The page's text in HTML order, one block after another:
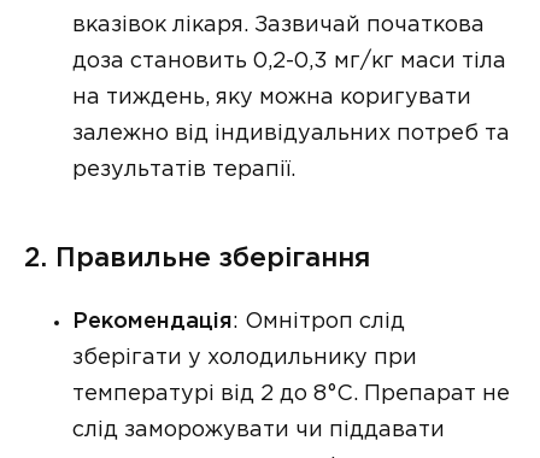
вказівок лікаря. Зазвичай початкова
доза становить 0,2-0,3 мг/кг маси тіла
на тиждень, яку можна коригувати
залежно від індивідуальних потреб та
результатів терапії.
2. Правильне зберігання
Рекомендація: Омнітроп слід
зберігати у холодильнику при
температурі від 2 до 8°C. Препарат не
слід заморожувати чи піддавати